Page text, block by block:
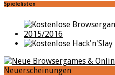
Spielelisten
Neuerscheinungen